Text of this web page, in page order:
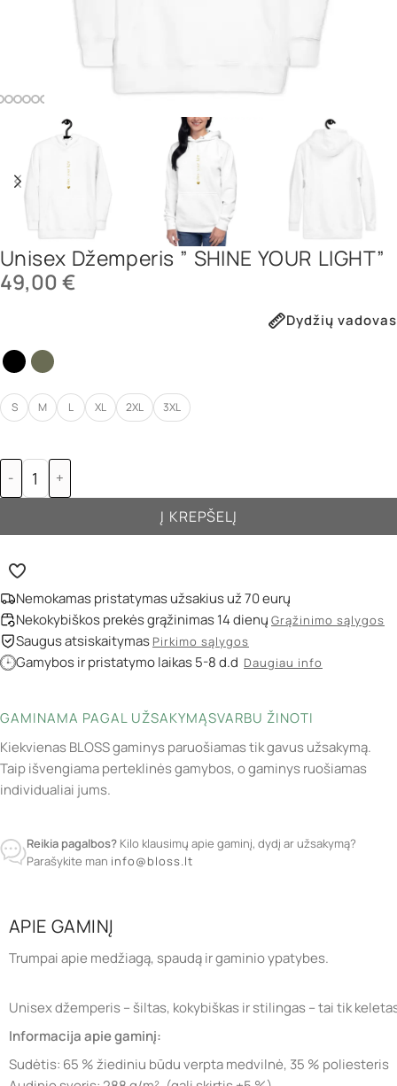
Unisex Džemperis ” SHINE YOUR LIGHT”
49,00€
Dydžių vadovas
S M L XL 2XL 3XL
- +
Į KREPŠELĮ
Nemokamas pristatymas užsakius už 70 eurų
Nekokybiškos prekės grąžinimas 14 dienų Grąžinimo sąlygos
Saugus atsiskaitymas Pirkimo sąlygos
Gamybos ir pristatymo laikas 5-8 d.d Daugiau info
GAMINAMA PAGAL UŽSAKYMĄSVARBU ŽINOTI
Kiekvienas BLOSS gaminys paruošiamas tik gavus užsakymą.
Taip išvengiama perteklinės gamybos, o gaminys ruošiamas
individualiai jums.
Reikia pagalbos? Kilo klausimų apie gaminį, dydį ar užsakymą?
Parašykite man info@bloss.lt
APIE GAMINĮ
Trumpai apie medžiagą, spaudą ir gaminio ypatybes.
Unisex džemperis – šiltas, kokybiškas ir stilingas – tai tik
Informacija apie gaminį:
Sudėtis: 65 % žiediniu būdu verpta medvilnė, 35 % poliesteris